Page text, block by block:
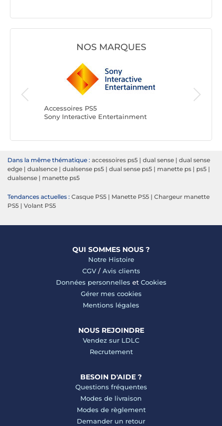
NOS MARQUES
Accessoires PS5
Sony Interactive Entertainment
Razer
Dans la même thématique : accessoires ps5 | dual sense | dual sense
edge | dualsence | dualsense ps5 | dual sense ps5 | manette ps | ps5 |
dualsense | manette ps5
Tendances actuelles : Casque PS5 | Manette PS5 | Chargeur manette
PS5 | Volant PS5
QUI SOMMES NOUS ?
Notre Histoire
CGV/ Avis clients
Données personnelles et Cookies
Gérer mes cookies
Mentions légales
NOUS REJOINDRE
Vendez sur LDLC
Recrutement
BESOIN D'AIDE ?
Questions fréquentes
Modes de livraison
Modes de règlement
Demander un retour